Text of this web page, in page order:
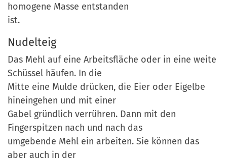
homogene Masse entstanden
ist.
Nudelteig
Das Mehl auf eine Arbeitsfläche oder in eine weite
Schüssel häufen. In die
Mitte eine Mulde drücken, die Eier oder Eigelbe
hineingehen und mit einer
Gabel gründlich verrühren. Dann mit den
Fingerspitzen nach und nach das
umgebende Mehl ein arbeiten. Sie können das
aber auch in der